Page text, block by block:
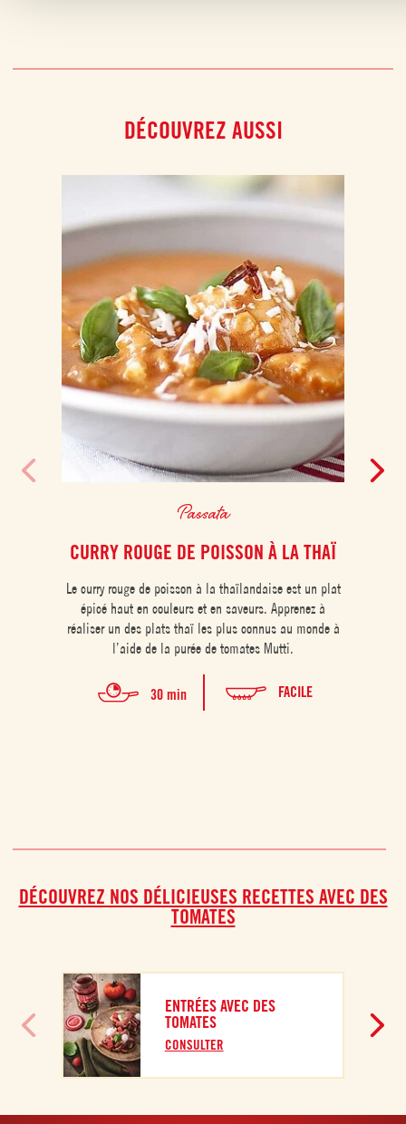
DÉCOUVREZ AUSSI
Passata
CURRY ROUGE DE POISSON À LA THAÏ
Le curry rouge de poisson à la thaïlandaise est un plat
épicé haut en couleurs et en saveurs. Apprenez à
réaliser un des plats thaï les plus connus au monde à
l’aide de la purée de tomates Mutti.
30 min FACILE
DÉCOUVREZ NOS DÉLICIEUSES RECETTES AVEC DES
TOMATES
ENTRÉES AVEC DES
TOMATES
CONSULTER